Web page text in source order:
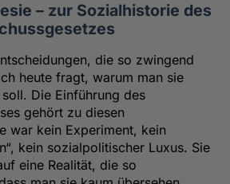
– zur Sozialhistorie des
die so zwingend
heute fragt, warum man sie
Die Einführung des
gehört zu diesen
war kein Experiment, kein
kein sozialpolitischer Luxus. Sie
eine Realität, die so